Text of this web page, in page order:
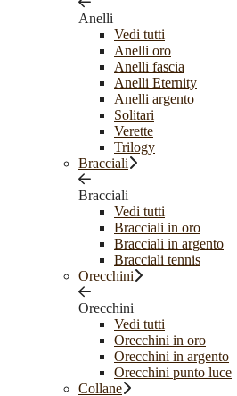
Anelli
Vedi tutti
Anelli oro
Anelli fascia
Anelli Eternity
Anelli argento
Solitari
Verette
Trilogy
Bracciali
Bracciali
Vedi tutti
Bracciali in oro
Bracciali in argento
Bracciali tennis
Orecchini
Orecchini
Vedi tutti
Orecchini in oro
Orecchini in argento
Orecchini punto luce
Collane